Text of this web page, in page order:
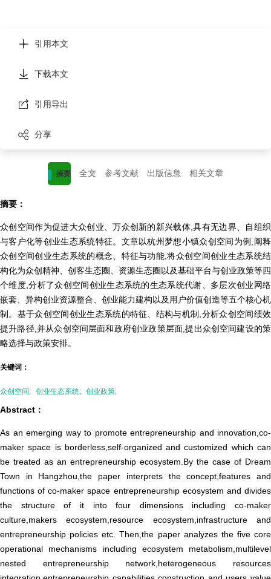
引用本文
下载本文
引用导出
分享
摘要 全文 参考文献 出版信息 相关文章
摘要：
众创空间作为促进大众创业、万众创新的新兴载体,具有无边界、自组织
与客户化等创业生态系统特征。文章以杭州梦想小镇众创空间为例,阐释
众创空间创业生态系统的概念、特征与功能,将众创空间创业生态系统结
构化为众创精神、创客生态圈、资源生态圈以及基础平台与创业政策等四
个维度,分析了众创空间创业生态系统的生态系统代谢、多层次创业网络
嵌套、异构创业资源整合、创业能力建构以及用户价值创造等五个核心机
制。基于众创空间创业生态系统的特征、结构与机制,分析众创空间绩效
提升路径,并从众创空间层面和政府创业政策层面,提出众创空间建设的策
略选择与政策安排。
关键词：
众创空间; 创业生态系统; 创业政策;
Abstract：
As an emerging way to promote entrepreneurship and innovation,co-
maker space is borderless,self-organized and customized which can
be treated as an entrepreneurship ecosystem.By the case of Dream
Town in Hangzhou,the paper interprets the concept,features and
functions of co-maker space entrepreneurship ecosystem and divides
the structure of it into four dimensions including co-maker
culture,makers ecosystem,resource ecosystem,infrastructure and
entrepreneurship policies etc. Then,the paper analyzes the five core
operational mechanisms including ecosystem metabolism,multilevel
nested entrepreneurship network,heterogeneous resources